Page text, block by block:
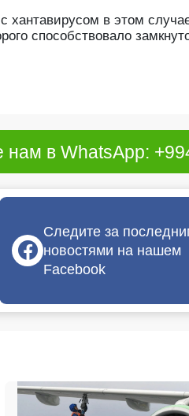
с хантавирусом в этом
способствовало
в WhatsApp:
Следите за
новостями на нашем
Facebook